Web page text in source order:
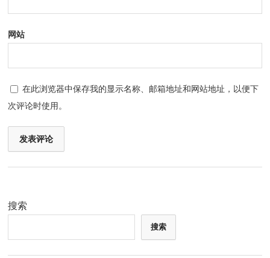
网站
在此浏览器中保存我的显示名称、邮箱地址和网站地址，以便下
次评论时使用。
搜索
搜索